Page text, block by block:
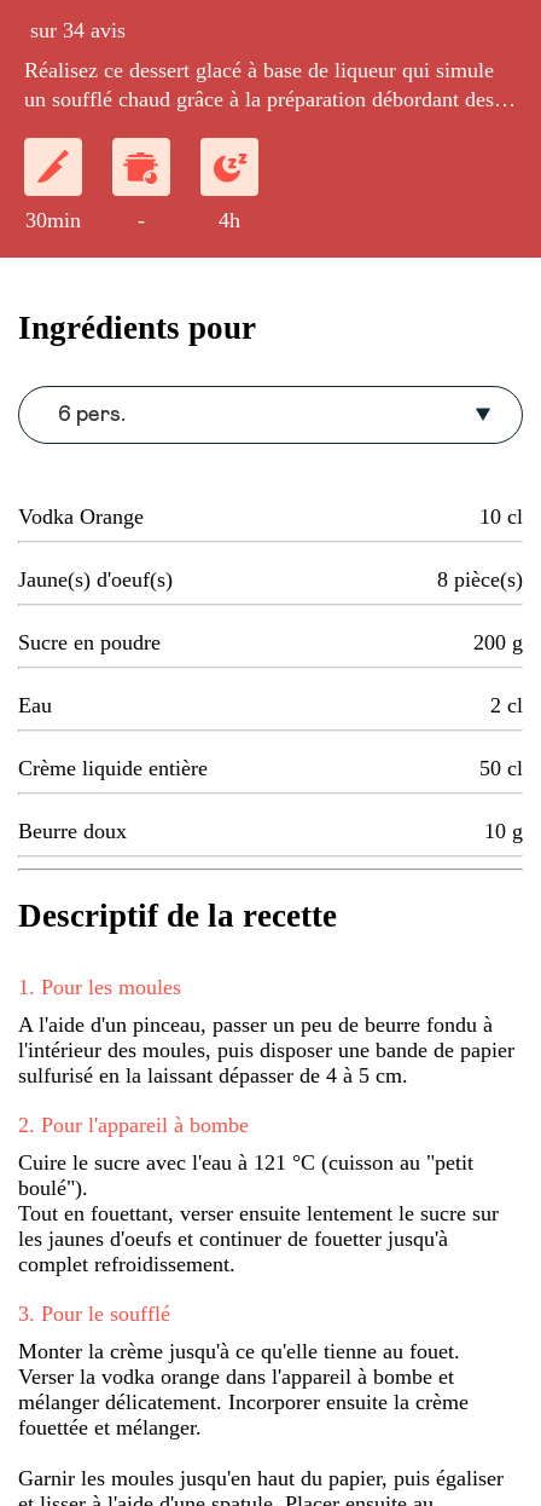
sur 34 avis
Réalisez ce dessert glacé à base de liqueur qui simule
un soufflé chaud grâce à la préparation débordant des
30min - 4h
Ingrédients pour
6 pers.
Vodka Orange 10 cl
Jaune(s) d'oeuf(s) 8 pièce(s)
Sucre en poudre 200 g
Eau 2 cl
Crème liquide entière 50 cl
Beurre doux 10 g
Descriptif de la recette
1 . Pour les moules
A l'aide d'un pinceau, passer un peu de beurre fondu à
l'intérieur des moules, puis disposer une bande de papier
sulfurisé en la laissant dépasser de 4 à 5 cm.
2. Pour l'appareil à bombe
Cuire le sucre avec l'eau à 121 °C (cuisson au "petit
boulé").
Tout en fouettant, verser ensuite lentement le sucre sur
les jaunes d'oeufs et continuer de fouetter jusqu'à
complet refroidissement.
3. Pour le soufflé
Monter la crème jusqu'à ce qu'elle tienne au fouet.
Verser la vodka orange dans l'appareil à bombe et
mélanger délicatement. Incorporer ensuite la crème
fouettée et mélanger.
Garnir les moules jusqu'en haut du papier, puis égaliser